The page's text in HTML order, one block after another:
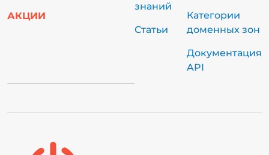
АКЦИИ
знаний
Статьи
Категории
доменных зон
Документация
API